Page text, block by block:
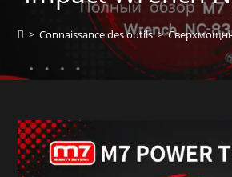
> Connaissance des outils >